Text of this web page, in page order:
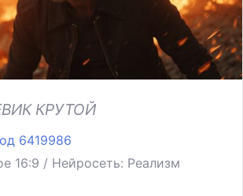
КРУТОЙ
6419986
16:9 / Нейросеть: Реализм